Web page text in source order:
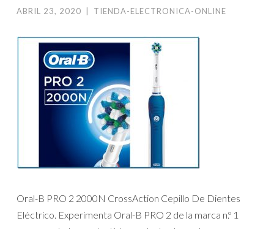
ABRIL 23, 2020 TIENDA-ELECTRONICA-ONLINE
Oral-B PRO 2 2000N CrossAction Cepillo De Dientes
Eléctrico. Experimenta Oral-B PRO 2 de la marca n.º 1